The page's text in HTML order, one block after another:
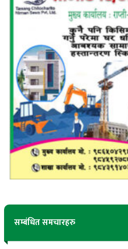
सम्बंधित समचारहरु